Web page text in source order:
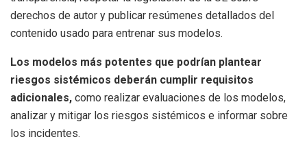
derechos de autor y publicar resúmenes detallados del
contenido usado para entrenar sus modelos.
Los modelos más potentes que podrían plantear
riesgos sistémicos deberán cumplir requisitos
adicionales, como realizar evaluaciones de los modelos,
analizar y mitigar los riesgos sistémicos e informar sobre
los incidentes.